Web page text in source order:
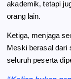
akademik, tetapi
orang lain.
Ketiga, menjaga
Meski berasal dari
seluruh peserta